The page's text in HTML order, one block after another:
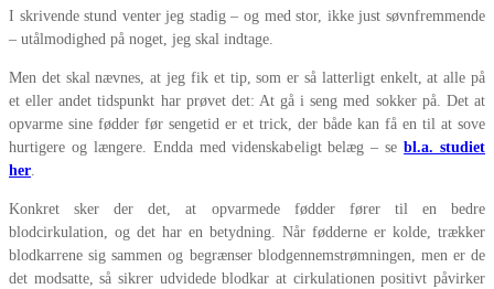
I skrivende stund venter jeg stadig – og med stor, ikke just søvnfremmende
– utålmodighed på noget, jeg skal indtage.
Men det skal nævnes, at jeg fik et tip, som er så latterligt enkelt, at alle på
et eller andet tidspunkt har prøvet det: At gå i seng med sokker på. Det at
opvarme sine fødder før sengetid er et trick, der både kan få en til at sove
hurtigere og længere. Endda med videnskabeligt belæg – sebl.a. studiet
her.
Konkret sker der det, at opvarmede fødder fører til en bedre
blodcirkulation, og det har en betydning. Når fødderne er kolde, trækker
blodkarrene sig sammen og begrænser blodgennemstrømningen, men er de
det modsatte, så sikrer udvidede blodkar at cirkulationen positivt påvirker